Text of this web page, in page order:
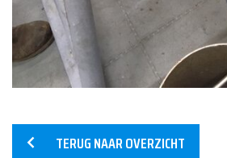
Home
Diensten
Producten
Referenties
TERUG NAAR OVERZICHT